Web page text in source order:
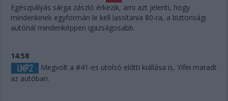
Egészpályás sárga zászló érkezik, ami azt jelenti, hogy
mindenkinek egyformán le kell lassítania 80-ra, a biztonsági
autónál mindenképpen igazságosabb.
14:58
Megvolt a #41-es utolsó előtti kiállása is, Yifei maradt
az autóban.